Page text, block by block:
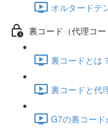
オルタードテ
裏コード（代理コ
裏コードとは
裏コードと代
G7の裏コー